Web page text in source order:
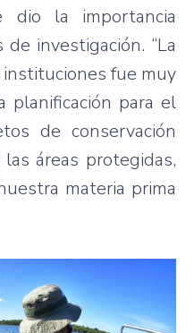
dio la importancia
investigación. “La
fue muy
planificación para el
de conservación
áreas protegidas,
materia prima